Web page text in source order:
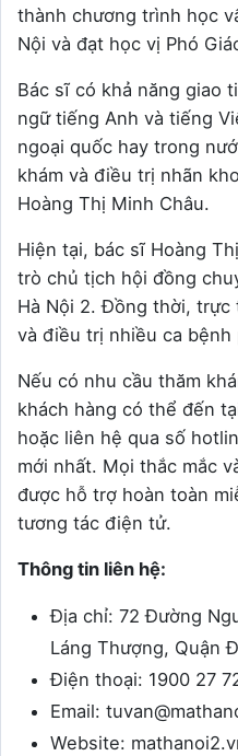
thành chương trình học
Nội và đạt học vị Phó
Bác sĩ có khả năng giao
ngữ tiếng Anh và tiếng
ngoại quốc hay trong
khám và điều trị nhãn
Hoàng Thị Minh Châu.
Hiện tại, bác sĩ Hoàng
trò chủ tịch hội đồng
Hà Nội 2. Đồng thời, trực
và điều trị nhiều ca
Nếu có nhu cầu thăm
khách hàng có thể đến
hoặc liên hệ qua số
mới nhất. Mọi thắc mắc
được hỗ trợ hoàn toàn
tương tác điện tử.
Thông tin liên hệ:
Địa chỉ: 72 Đường
Láng Thượng, Quận
Điện thoại: 1900 27
Email:
Website: